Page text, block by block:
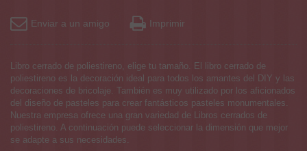
Enviar a un amigo Imprimir
Libro cerrado de poliestireno, elige tu tamaño. El libro cerrado de
poliestireno es la decoración ideal para todos los amantes del DIY y las
decoraciones de bricolaje. También es muy utilizado por los aficionados
del diseño de pasteles para crear fantásticos pasteles monumentales.
Nuestra empresa ofrece una gran variedad de Libros cerrados de
poliestireno. A continuación puede seleccionar la dimensión que mejor
se adapte a sus necesidades.